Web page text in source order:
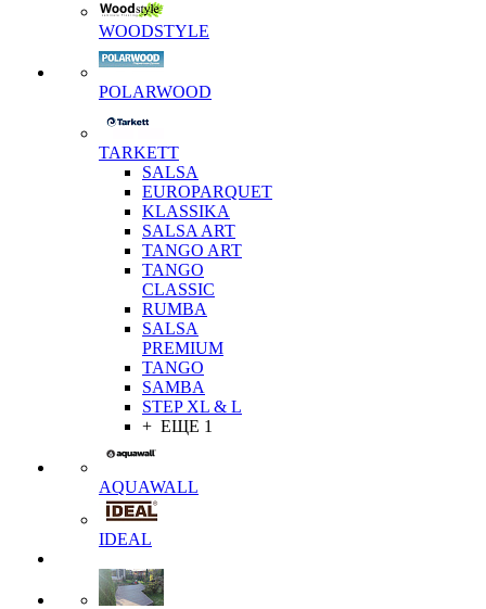
WOODSTYLE
POLARWOOD
TARKETT
SALSA
EUROPARQUET
KLASSIKA
SALSA ART
TANGO ART
TANGO
CLASSIC
RUMBA
SALSA
PREMIUM
TANGO
SAMBA
STEP XL & L
+ ЕЩЕ 1
AQUAWALL
IDEAL